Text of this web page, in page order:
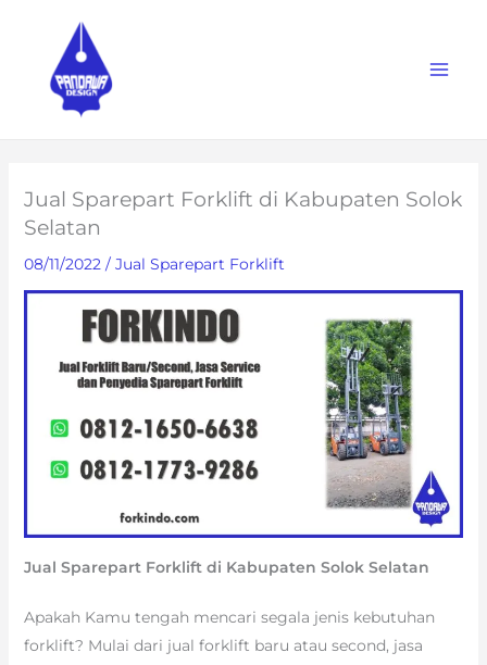
content
Jual Sparepart Forklift di Kabupaten Solok
Selatan
08/11/2022 / Jual Sparepart Forklift
Jual Sparepart Forklift di Kabupaten Solok Selatan
Apakah Kamu tengah mencari segala jenis kebutuhan
forklift? Mulai dari jual forklift baru atau second, jasa